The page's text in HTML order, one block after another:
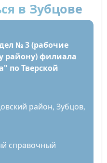
в Зубцове
№ 3 (рабочие
району) филиала
по Тверской
район, Зубцов,
справочный